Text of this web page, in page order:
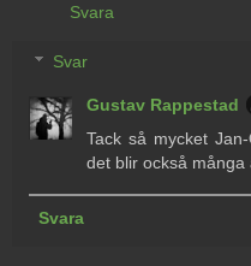
Svara
Svar
Gustav Rappestad
Tack så mycket
det blir också
Svara